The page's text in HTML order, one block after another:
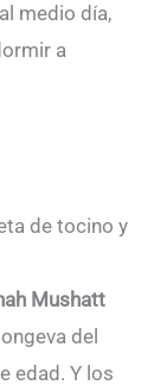
medio día,
a
de tocino y
Mushatt
del
edad. Y los